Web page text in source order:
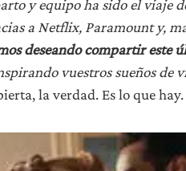
y equipo ha sido el viaje
a Netflix, Paramount y,
deseando compartir este
vuestros sueños de
la verdad. Es lo que hay.